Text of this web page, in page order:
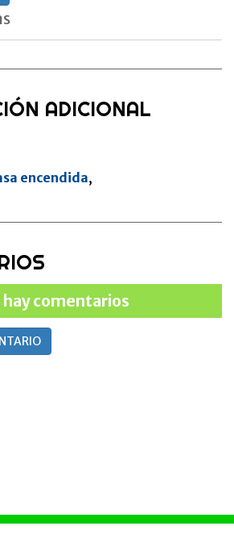
ADICIONAL
encendida,
hay comentarios